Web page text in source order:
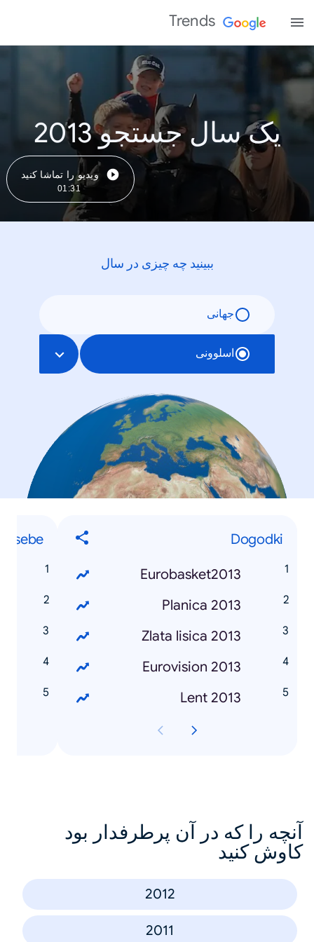
Trends
یک سال جستجو 2013
ویدیو را تماشا کنید
01:31
ببینید چه چیزی در سال
جهانی
اسلوونی
Dogodki
Eurobasket2013
Planica 2013
Zlata lisica 2013
Eurovision 2013
Lent 2013
Osebe
آنچه را که در آن پرطرفدار بود
کاوش کنید
2012
2011